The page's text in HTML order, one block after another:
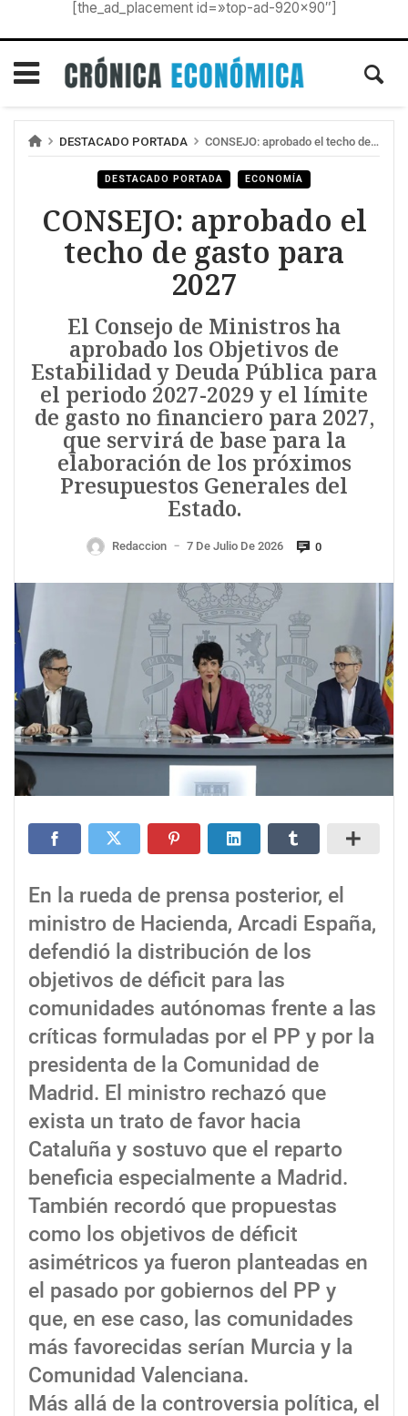
[the_ad_placement id=»top-ad-920×90″]
DESTACADO PORTADA CONSEJO: aprobado el techo de gasto para 2027
DESTACADO PORTADA ECONOMÍA
CONSEJO: aprobado el
techo de gasto para
2027
El Consejo de Ministros ha
aprobado los Objetivos de
Estabilidad y Deuda Pública para
el periodo 2027-2029 y el límite
de gasto no financiero para 2027,
que servirá de base para la
elaboración de los próximos
Presupuestos Generales del
Estado.
Redaccion — 7 De Julio De 2026 0
En la rueda de prensa posterior, el
ministro de Hacienda, Arcadi España,
defendió la distribución de los
objetivos de déficit para las
comunidades autónomas frente a las
críticas formuladas por el PP y por la
presidenta de la Comunidad de
Madrid. El ministro rechazó que
exista un trato de favor hacia
Cataluña y sostuvo que el reparto
beneficia especialmente a Madrid.
También recordó que propuestas
como los objetivos de déficit
asimétricos ya fueron planteadas en
el pasado por gobiernos del PP y
que, en ese caso, las comunidades
más favorecidas serían Murcia y la
Comunidad Valenciana.
Más allá de la controversia política, el